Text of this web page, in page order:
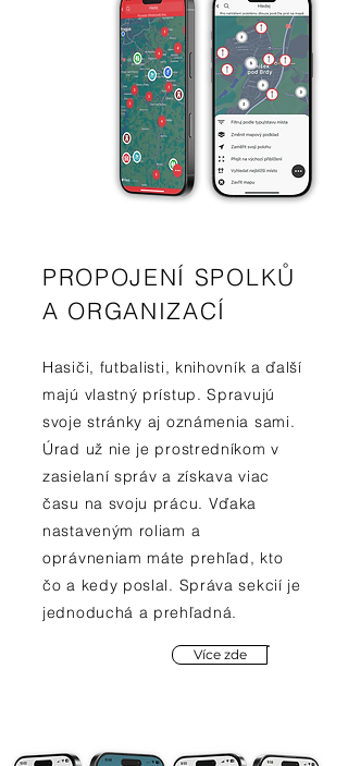
PROPOJENÍ SPOLKŮ
A ORGANIZACÍ
Hasiči, futbalisti, knihovník a ďalší
majú vlastný prístup. Spravujú
svoje stránky aj oznámenia sami.
Úrad už nie je prostredníkom v
zasielaní správ a získava viac
času na svoju prácu. Vďaka
nastaveným roliam a
oprávneniam máte prehľad, kto
čo a kedy poslal. Správa sekcií je
jednoduchá a prehľadná.
Více zde